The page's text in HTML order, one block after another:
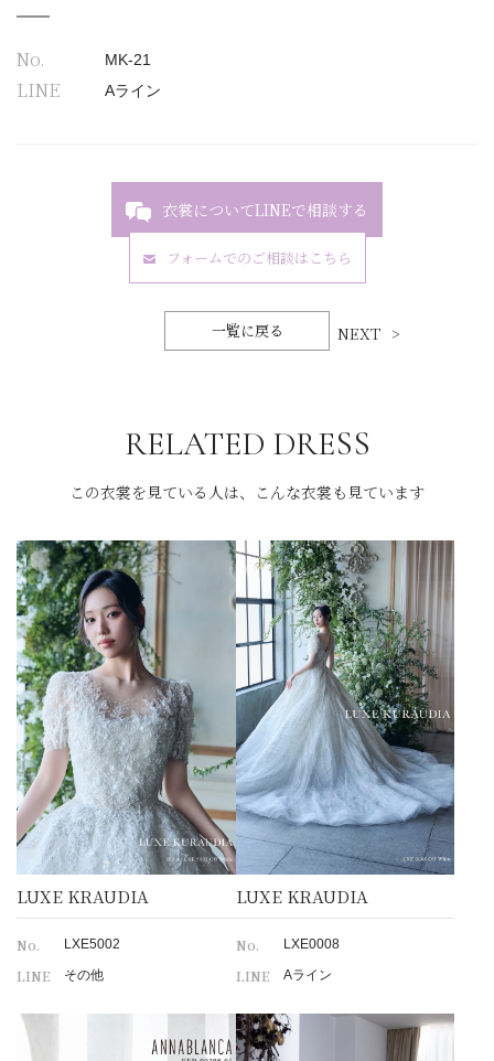
No. MK-21
LINE Aライン
衣裳についてLINEで相談する
フォームでのご相談はこちら
一覧に戻る NEXT
RELATED DRESS
この衣裳を見ている人は、こんな衣裳も見ています
LUXE KRAUDIA
No. LXE5002
LINE その他
LUXE KRAUDIA
No. LXE0008
LINE Aライン